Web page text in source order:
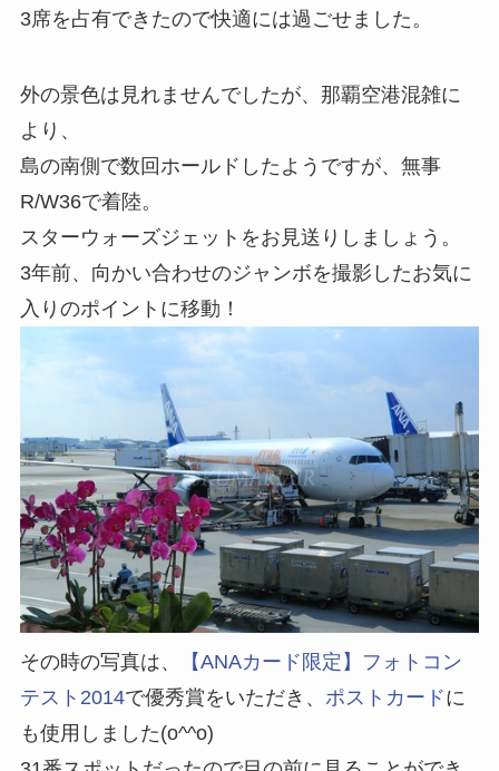
3席を占有できたので快適には過ごせました。
外の景色は見れませんでしたが、那覇空港混雑に
より、
島の南側で数回ホールドしたようですが、無事
R/W36で着陸。
スターウォーズジェットをお見送りしましょう。
3年前、向かい合わせのジャンボを撮影したお気に
入りのポイントに移動！
その時の写真は、
【ANAカード限定】フォトコン
テスト2014で優秀賞をいただき、 ポストカードに
も使用しました(o^^o)